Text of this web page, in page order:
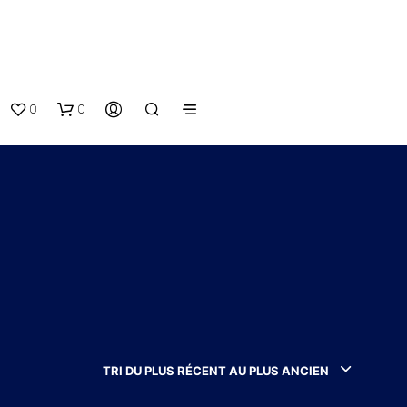
0 0
R
TRI DU PLUS RÉCENT AU PLUS ANCIEN